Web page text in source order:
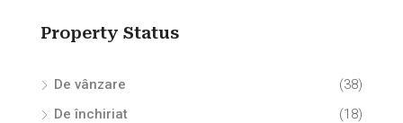
Property Status
De vânzare
(38)
De închiriat
(18)